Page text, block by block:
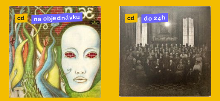
cd na objednávku cd do 24h